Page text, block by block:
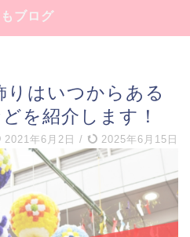
ブログ
りはいつからある
を紹介します！
2021年6月2日 / 2025年6月15日